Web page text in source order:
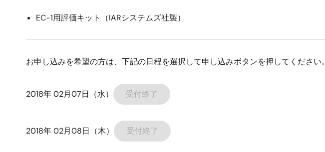
EC-1用評価キット（IARシステムズ社製）
お申し込みを希望の方は、下記の日程を選択して申し込みボタンを押してください。
2018年 02月07日（水） 受付終了
2018年 02月08日（木） 受付終了